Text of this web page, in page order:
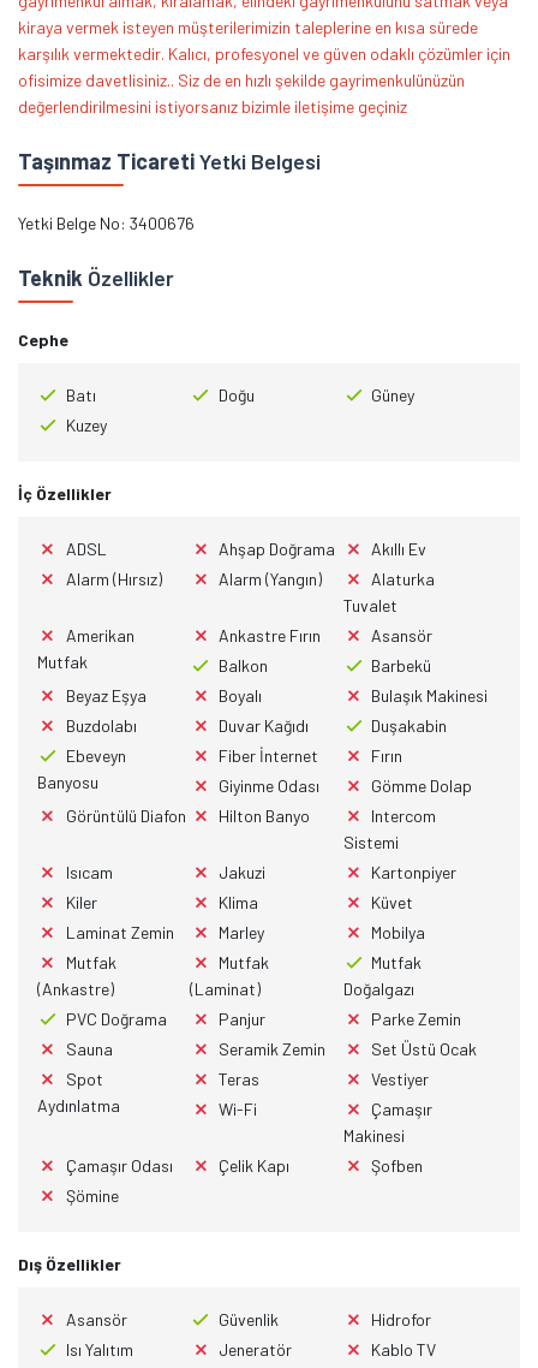
kiraya vermek isteyen müşterilerimizin taleplerine en kısa sürede
karşılık vermektedir. Kalıcı, profesyonel ve güven odaklı çözümler için
ofisimize davetlisiniz.. Siz de en hızlı şekilde gayrimenkulünüzün
değerlendirilmesini istiyorsanız bizimle iletişime geçiniz
Taşınmaz TicaretiYetki Belgesi
Yetki Belge No: 3400676
Teknik Özellikler
Cephe
Batı Doğu
Güney
Kuzey
İç Özellikler
ADSL Ahşap Doğrama
Akıllı Ev
Alarm (Hırsız)
Alarm (Yangın)
Alaturka
Tuvalet
Amerikan
Mutfak
Ankastre Fırın
Asansör
Balkon
Barbekü
Beyaz Eşya
Boyalı
Bulaşık Makinesi
Buzdolabı
Duvar Kağıdı
Duşakabin
Ebeveyn
Banyosu
Fiber İnternet
Fırın
Giyinme Odası
Gömme Dolap
Görüntülü Diafon
Hilton Banyo
Intercom
Sistemi
Isıcam
Jakuzi
Kartonpiyer
Kiler
Klima
Küvet
Laminat Zemin
Marley
Mobilya
Mutfak
(Ankastre)
Mutfak
(Laminat)
Mutfak
Doğalgazı
PVC Doğrama
Panjur
Parke Zemin
Sauna
Seramik Zemin
Set Üstü Ocak
Spot
Aydınlatma
Teras
Vestiyer
Wi-Fi
Çamaşır
Makinesi
Çamaşır Odası
Çelik Kapı
Şofben
Şömine
Dış Özellikler
Asansör Güvenlik
Hidrofor
Isı Yalıtım
Jeneratör
Kablo TV